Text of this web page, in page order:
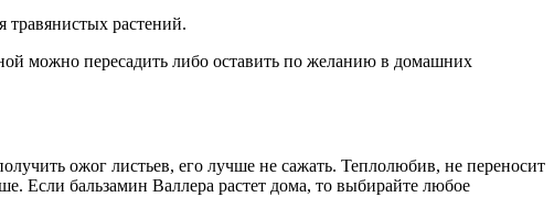
травянистых растений.
можно пересадить либо оставить по желанию в домашних
ожог листьев, его лучше не сажать. Теплолюбив, не переносит
Если бальзамин Валлера растет дома, то выбирайте любое